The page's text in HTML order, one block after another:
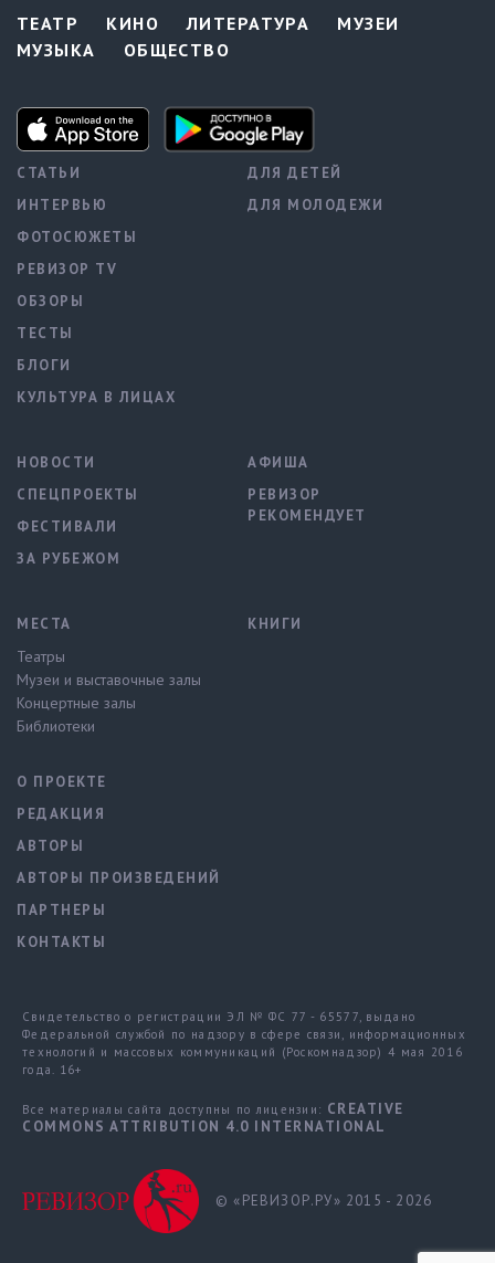
ТЕАТР КИНО ЛИТЕРАТУРА
МУЗЕИ
МУЗЫКА
ОБЩЕСТВО
СТАТЬИ
ИНТЕРВЬЮ
ФОТОСЮЖЕТЫ
РЕВИЗОР TV
ОБЗОРЫ
ТЕСТЫ
БЛОГИ
КУЛЬТУРА В ЛИЦАХ
ДЛЯ ДЕТЕЙ
ДЛЯ МОЛОДЕЖИ
НОВОСТИ
СПЕЦПРОЕКТЫ
ФЕСТИВАЛИ
ЗА РУБЕЖОМ
АФИША
РЕВИЗОР
РЕКОМЕНДУЕТ
МЕСТА
Театры
Музеи и выставочные залы
Концертные залы
Библиотеки
КНИГИ
О ПРОЕКТЕ
РЕДАКЦИЯ
АВТОРЫ
АВТОРЫ ПРОИЗВЕДЕНИЙ
ПАРТНЕРЫ
КОНТАКТЫ
Свидетельство о регистрации ЭЛ № ФС 77 - 65577, выдано
Федеральной службой по надзору в сфере связи, информационных
технологий и массовых коммуникаций (Роскомнадзор) 4 мая 2016
года. 16+
Все материалы сайта доступны по лицензии: CREATIVE
COMMONS ATTRIBUTION 4.0 INTERNATIONAL
© «РЕВИЗОР.РУ» 2015 - 2026